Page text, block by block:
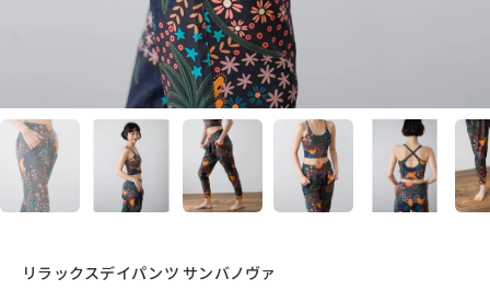
リラックスデイパンツ サンバノヴァ